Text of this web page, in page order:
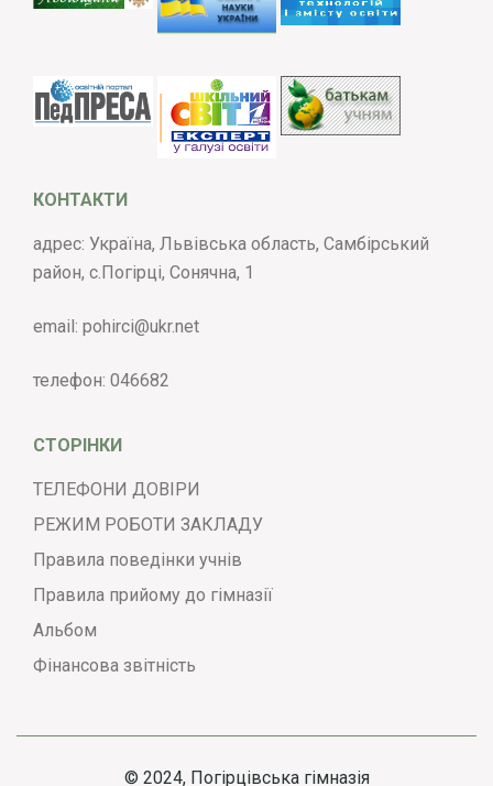
КОНТАКТИ
адрес: Україна, Львівська область, Самбірський
район, с.Погірці, Сонячна, 1
email: pohirci@ukr.net
телефон: 046682
СТОРІНКИ
ТЕЛЕФОНИ ДОВІРИ
РЕЖИМ РОБОТИ ЗАКЛАДУ
Правила поведінки учнів
Правила прийому до гімназії
Альбом
Фінансова звітність
© 2024, Погірцівська гімназія